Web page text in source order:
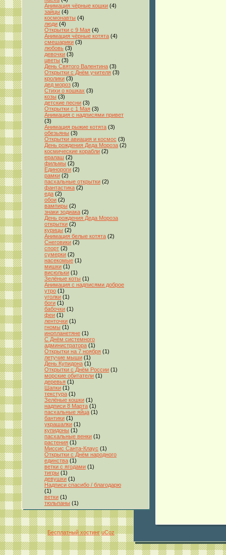
Анимация чёрные кошки (4)
зайцы (4)
космонавты (4)
люди (4)
Открытки с 9 Мая (4)
Анимация чёрные котята (4)
смешарики (3)
любовь (3)
девочки (3)
цветы (3)
День Святого Валентина (3)
Открытки с Днём учителя (3)
кролики (3)
дед мороз (3)
Стихи о кошках (3)
козы (3)
детские песни (3)
Открытки с 1 Мая (3)
Анимация с надписями привет
(3)
Анимация рыжие котята (3)
обезьяны (3)
Открытки авиация и космос (3)
День рождения Деда Мороза (2)
космические корабли (2)
ералаш (2)
фильмы (2)
Единороги (2)
рамки (2)
пасхальные открытки (2)
фантастика (2)
еда (2)
обои (2)
вампиры (2)
знаки зодиака (2)
День рождения Деда Мороза
открытки (2)
курицы (2)
Анимация белые котята (2)
Снеговики (2)
спорт (2)
сумерки (2)
насекомые (1)
мишки (1)
висюльки (1)
Зелёные коты (1)
Анимация с надписями доброе
утро (1)
уголки (1)
боги (1)
бабочки (1)
феи (1)
ленточки (1)
гномы (1)
инопланетяне (1)
С Днём системного
администратора (1)
Открытки на 7 ноября (1)
летучие мыши (1)
День Купидона (1)
Открытки с Днём России (1)
морские обитатели (1)
деревья (1)
Шапки (1)
текстура (1)
Зелёные кошки (1)
надписи 8 Марта (1)
пасхальные яйца (1)
бантики (1)
украшалки (1)
купидоны (1)
пасхальные венки (1)
растения (1)
Миссис Санта-Клаус (1)
Открытки с Днём народного
единства (1)
ветки с ягодами (1)
тигры (1)
девушки (1)
Надписи спасибо / благодарю
(1)
ветки (1)
тюльпаны (1)
Бесплатный хостинг uCoz